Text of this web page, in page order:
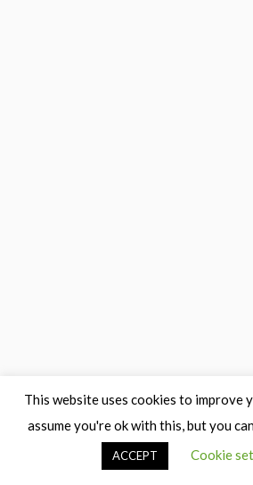
This website uses cookies to improve
assume you're ok with this, but you
Cookie
ACCEPT